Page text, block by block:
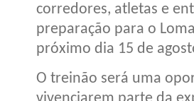
corredores, atletas e
preparação para o
próximo dia 15 de
O treinão será uma